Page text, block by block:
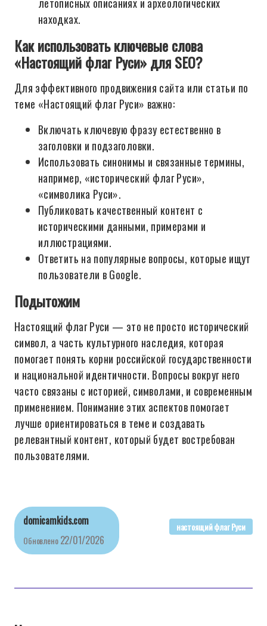
находках.
Как использовать ключевые слова
«Настоящий флаг Руси» для SEO?
Для эффективного продвижения сайта или статьи по
теме «Настоящий флаг Руси» важно:
Включать ключевую фразу естественно в
заголовки и подзаголовки.
Использовать синонимы и связанные термины,
например, «исторический флаг Руси»,
«символика Руси».
Публиковать качественный контент с
историческими данными, примерами и
иллюстрациями.
Ответить на популярные вопросы, которые ищут
пользователи в Google.
Подытожим
Настоящий флаг Руси — это не просто исторический
символ, а часть культурного наследия, которая
помогает понять корни российской государственности
и национальной идентичности. Вопросы вокруг него
часто связаны с историей, символами, и современным
применением. Понимание этих аспектов помогает
лучше ориентироваться в теме и создавать
релевантный контент, который будет востребован
пользователями.
domicamkids.com
Обновлено 22/01/2026
настоящий флаг Руси